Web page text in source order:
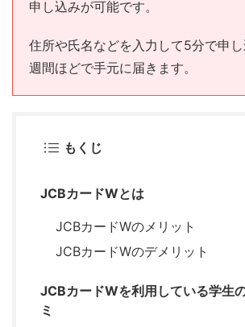
申し込みが可能です。
住所や氏名などを入力して5分で申
週間ほどで手元に届きます。
もくじ
JCBカードWとは
JCBカードWのメリット
JCBカードWのデメリット
JCBカードWを利用している学生
ミ